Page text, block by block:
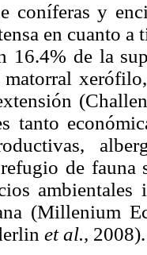
coníferas y
en cuanto
16.4% de la
tanto
de fauna
ambientales
(Millenium
et al., 2008).